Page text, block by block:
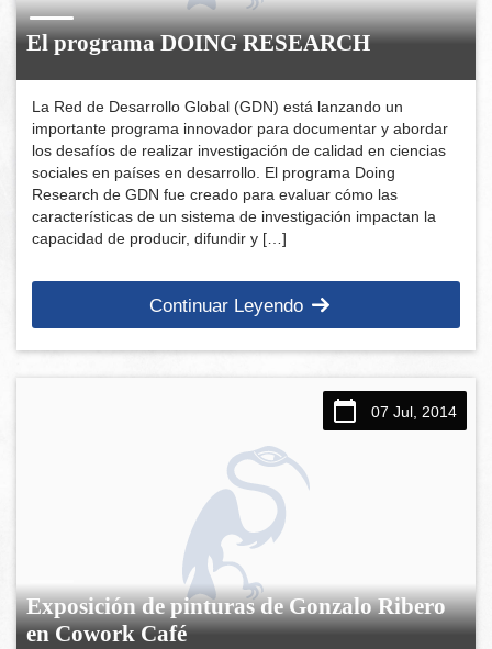
El programa DOING RESEARCH
La Red de Desarrollo Global (GDN) está lanzando un
importante programa innovador para documentar y abordar
los desafíos de realizar investigación de calidad en ciencias
sociales en países en desarrollo. El programa Doing
Research de GDN fue creado para evaluar cómo las
características de un sistema de investigación impactan la
capacidad de producir, difundir y […]
Continuar Leyendo
07 Jul, 2014
Exposición de pinturas de Gonzalo Ribero
en Cowork Café